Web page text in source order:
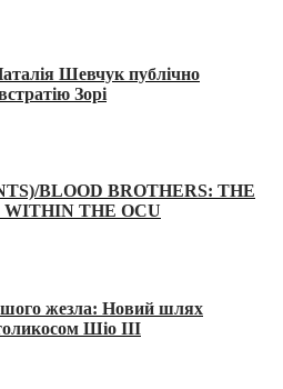
Шевчук публічно
Зорі
BLOOD BROTHERS: THE
THE OCU
жезла: Новий шлях
Шіо III